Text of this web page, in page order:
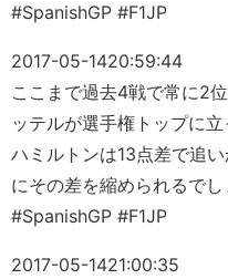
#SpanishGP #F1JP
2017-05-1420:59:44
ここまで過去4戦で常に2
ッテルが選手権トップに立
ハミルトンは13点差で追
にその差を縮められるでし
#SpanishGP #F1JP
2017-05-1421:00:35